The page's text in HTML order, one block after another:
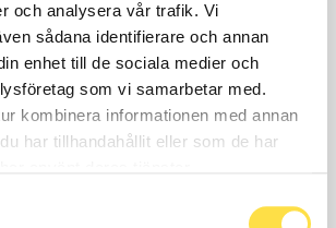
och analysera vår trafik. Vi
sådana identifierare och annan
enhet till de sociala medier och
som vi samarbetar med.
kombinera informationen med annan
har tillhandahållit eller som de har
1 LITER